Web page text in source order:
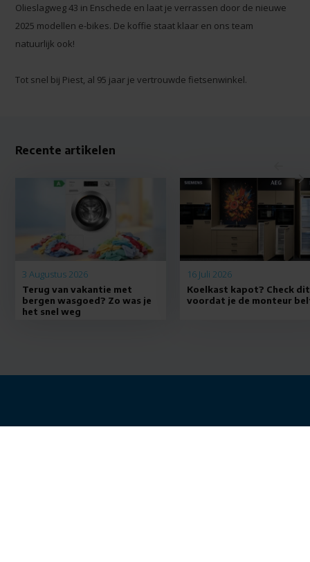
Olieslagweg 43 in Enschede en laat je verrassen door de nieuwe
2025 modellen e-bikes. De koffie staat klaar en ons team
natuurlijk ook!
Tot snel bij Piest, al 95 jaar je vertrouwde fietsenwinkel.
Recente artikelen
3 Augustus 2026
Terug van vakantie met
bergen wasgoed? Zo was je
het snel weg
16 Juli 2026
Koelkast kapot? Check dit
voordat je de monteur